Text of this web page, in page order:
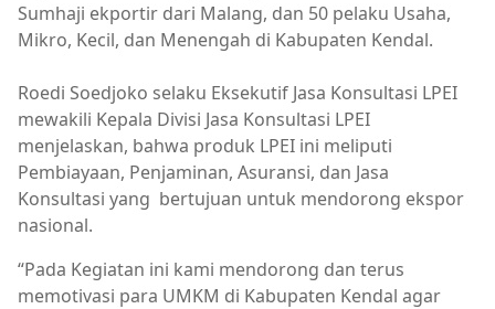
Sumhaji ekportir dari Malang, dan 50 pelaku Usaha,
Mikro, Kecil, dan Menengah di Kabupaten Kendal.
Roedi Soedjoko selaku Eksekutif Jasa Konsultasi LPEI
mewakili Kepala Divisi Jasa Konsultasi LPEI
menjelaskan, bahwa produk LPEI ini meliputi
Pembiayaan, Penjaminan, Asuransi, dan Jasa
Konsultasi yang bertujuan untuk mendorong ekspor
nasional.
“Pada Kegiatan ini kami mendorong dan terus
memotivasi para UMKM di Kabupaten Kendal agar